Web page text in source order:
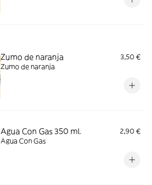
Zumo de naranja
3,50 €
Zumo de naranja
Agua Con Gas 350 ml.
2,90 €
Agua Con Gas